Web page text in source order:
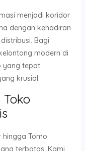
menjadi koridor
dengan kehadiran
Bagi
modern di
yang tepat
krusial.
Tomo
terbatas. Kami